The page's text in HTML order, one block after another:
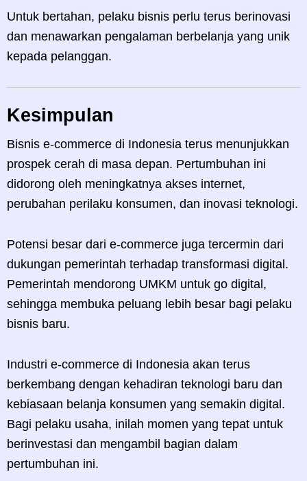
Untuk bertahan, pelaku bisnis perlu terus berinovasi
dan menawarkan pengalaman berbelanja yang unik
kepada pelanggan.
Kesimpulan
Bisnis e-commerce di Indonesia terus menunjukkan
prospek cerah di masa depan. Pertumbuhan ini
didorong oleh meningkatnya akses internet,
perubahan perilaku konsumen, dan inovasi teknologi.
Potensi besar dari e-commerce juga tercermin dari
dukungan pemerintah terhadap transformasi digital.
Pemerintah mendorong UMKM untuk go digital,
sehingga membuka peluang lebih besar bagi pelaku
bisnis baru.
Industri e-commerce di Indonesia akan terus
berkembang dengan kehadiran teknologi baru dan
kebiasaan belanja konsumen yang semakin digital.
Bagi pelaku usaha, inilah momen yang tepat untuk
berinvestasi dan mengambil bagian dalam
pertumbuhan ini.